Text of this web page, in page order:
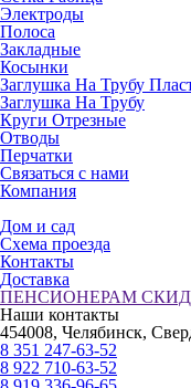
Электроды
Полоса
Закладные
Косынки
Заглушка На Трубу
Заглушка На Трубу
Круги Отрезные
Отводы
Перчатки
Связаться с нами
Компания
Дом и сад
Схема проезда
Контакты
Доставка
ПЕНСИОНЕРАМ
Наши контакты
454008, Челябинск,
8 351 247-63-52
8 922 710-63-52